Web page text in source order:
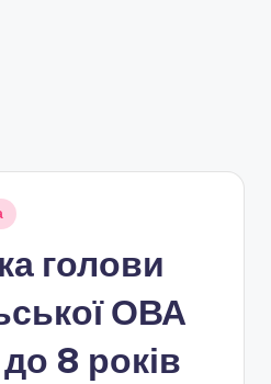
голови
ОВА
8 років